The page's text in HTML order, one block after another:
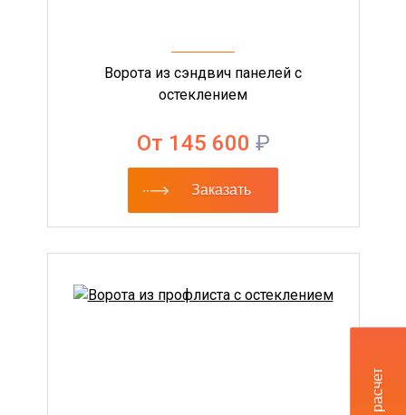
Ворота из сэндвич панелей с
остеклением
От 145 600 ₽
Заказать